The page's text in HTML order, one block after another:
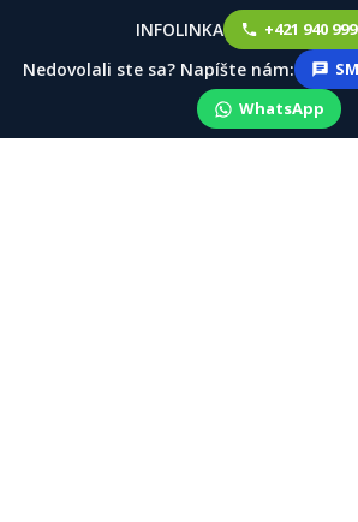
INFOLINKA +421 940
Nedovolali ste sa? Napíšte nám:
WhatsApp